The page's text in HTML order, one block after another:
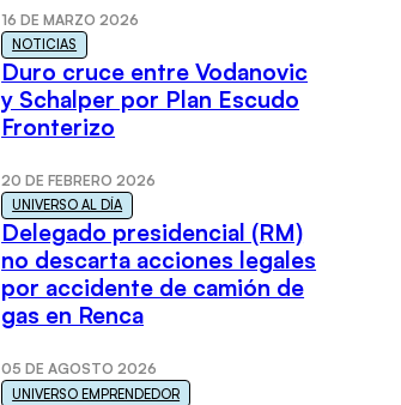
16 DE MARZO 2026
NOTICIAS
Duro cruce entre Vodanovic
y Schalper por Plan Escudo
Fronterizo
20 DE FEBRERO 2026
UNIVERSO AL DÍA
Delegado presidencial (RM)
no descarta acciones legales
por accidente de camión de
gas en Renca
05 DE AGOSTO 2026
UNIVERSO EMPRENDEDOR